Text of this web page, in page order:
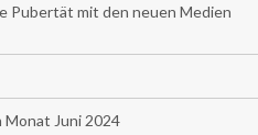
Pubertät mit den neuen Medien
Juni 2024